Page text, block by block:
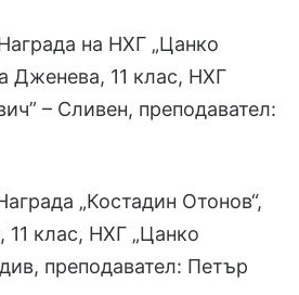
на НХГ „Цанко
Дженева, 11 клас, НХГ
– Сливен, преподавател:
„Костадин Отонов“,
клас, НХГ „Цанко
преподавател: Петър